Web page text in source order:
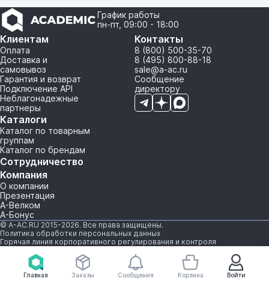
Главная Войти
Заказы Сообщения Корзина
График работы
пн-пт, 09:00 - 18:00
Клиентам
Оплата
Доставка и
самовывоз
Гарантия и возврат
Подключение API
Неблагонадежные
партнеры
Каталоги
Каталог по товарным
группам
Каталог по брендам
Сотрудничество
Компания
О компании
Презентация
А-Велком
А-Бонус
Контакты
8 (800) 500-35-70
8 (495) 800-88-18
sale@a-ac.ru
Сообщение
директору
© A-AC.RU 2015-2026. Все права защищены.
Политика обработки персональных данных
Горячая линия корпоративного регулирования и контроля